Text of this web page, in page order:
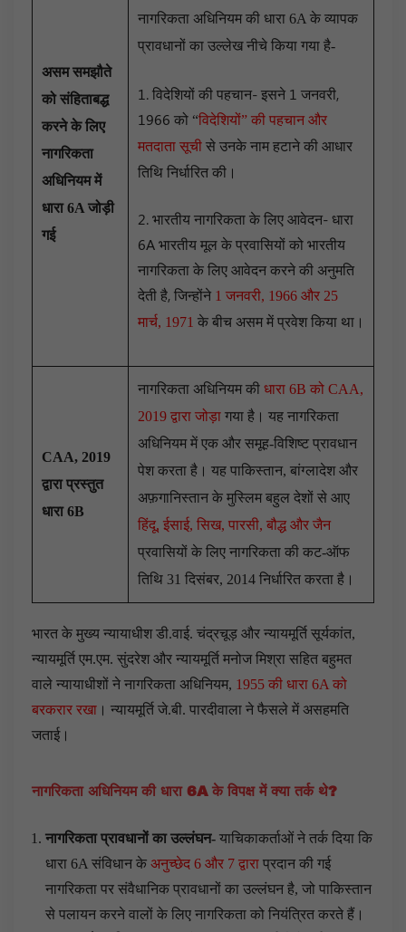
असम समझौते
को संहिताबद्ध
करने के लिए
नागरिकता
अधिनियम में
धारा 6A जोड़ी
गई
नागरिकता अधिनियम की धारा 6A के व्यापक
प्रावधानों का उल्लेख नीचे किया गया है-
1. विदेशियों की पहचान- इसने 1 जनवरी,
1966 को “विदेशियों” की पहचान और
मतदाता सूची से उनके नाम हटाने की आधार
तिथि निर्धारित की।
2. भारतीय नागरिकता के लिए आवेदन- धारा
6A भारतीय मूल के प्रवासियों को भारतीय
नागरिकता के लिए आवेदन करने की अनुमति
देती है, जिन्होंने 1 जनवरी, 1966 और 25
मार्च, 1971 के बीच असम में प्रवेश किया था।
CAA, 2019
द्वारा प्रस्तुत
धारा 6B
नागरिकता अधिनियम की धारा 6B को CAA,
2019 द्वारा जोड़ा गया है। यह नागरिकता
अधिनियम में एक और समूह-विशिष्ट प्रावधान
पेश करता है। यह पाकिस्तान, बांग्लादेश और
अफ़गानिस्तान के मुस्लिम बहुल देशों से आए
हिंदू, ईसाई, सिख, पारसी, बौद्ध और जैन
प्रवासियों के लिए नागरिकता की कट-ऑफ
तिथि 31 दिसंबर, 2014 निर्धारित करता है।
भारत के मुख्य न्यायाधीश डी.वाई. चंद्रचूड़ और न्यायमूर्ति सूर्यकांत,
न्यायमूर्ति एम.एम. सुंदरेश और न्यायमूर्ति मनोज मिश्रा सहित बहुमत
वाले न्यायाधीशों ने नागरिकता अधिनियम, 1955 की धारा 6A को
बरकरार रखा । न्यायमूर्ति जे.बी. पारदीवाला ने फैसले में असहमति
जताई।
नागरिकता अधिनियम की धारा 6A के विपक्ष में क्या तर्क थे?
नागरिकता प्रावधानों का उल्लंघन- याचिकाकर्ताओं ने तर्क दिया कि
धारा 6A संविधान के अनुच्छेद 6 और 7 द्वारा प्रदान की गई
नागरिकता पर संवैधानिक प्रावधानों का उल्लंघन है, जो पाकिस्तान
से पलायन करने वालों के लिए नागरिकता को नियंत्रित करते हैं।